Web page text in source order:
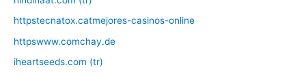
httpstecnatox.catmejores-casinos-online
httpswww.comchay.de
iheartseeds.com (tr)